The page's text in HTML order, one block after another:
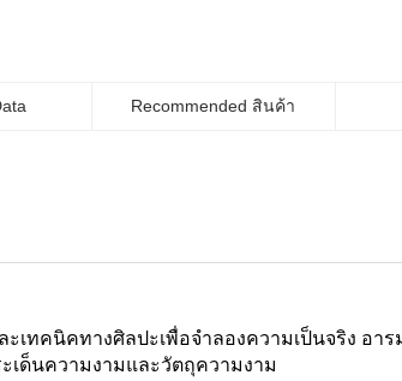
Recommended สินค้า
เทคนิคทางศิลปะเพื่อจำลองความเป็นจริง อา
เด็นความงามและวัตถุความงาม